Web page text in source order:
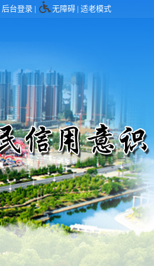
后台登录 | 无障碍 | 适老模式